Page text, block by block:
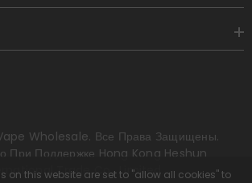
Wholesale. Все Права Защищены.
При Поддержке Hong Kong Heshun
Trade Co., Limited.
on this website are set to "allow all cookies" to